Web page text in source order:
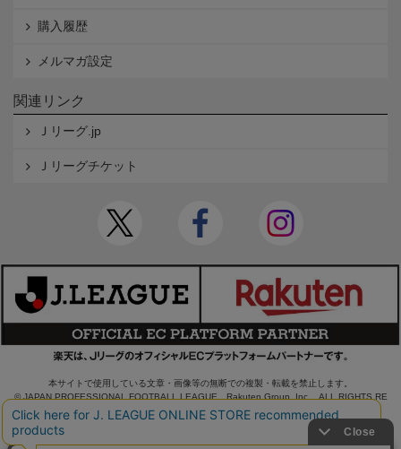
購入履歴
メルマガ設定
関連リンク
Ｊリーグ.jp
Ｊリーグチケット
本サイトで使用している文章・画像等の無断での複製・転載を禁止します。
© JAPAN PROFESSIONAL FOOTBALL LEAGUE Rakuten Group, Inc. ALL RIGHTS RE
SERVED.